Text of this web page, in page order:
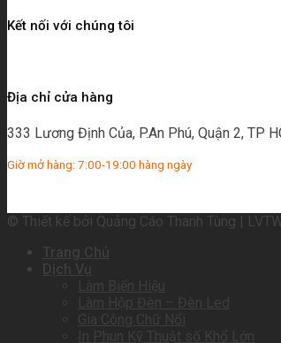
Kết nối với chúng tôi
Địa chỉ cửa hàng
333 Lương Định Của, P.An Phú, Quận 2, TP
Giờ mở hàng: 7:00-19:00 hàng ngày
© Thiết kế bởi Quảng Cáo Thanh Tùng |
Trang Chủ
Dịch Vụ
Làm Biển Hiệu
Làm Hộp Đèn – Đèn Led
Gia Công Chữ Nổi